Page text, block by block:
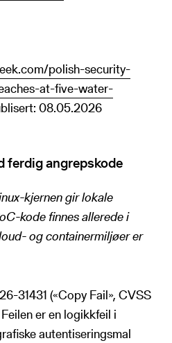
polish-security-
at-five-water-
08.05.2026
ferdig angrepskode
kjernen gir lokale
kode finnes allerede i
og containermiljøer er
31431 («Copy Fail», CVSS
er en logikkfeil i
autentiseringsmal